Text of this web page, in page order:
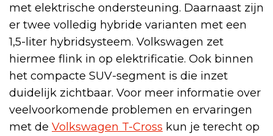
met elektrische ondersteuning. Daarnaast zijn
er twee volledig hybride varianten met een
1,5-liter hybridsysteem. Volkswagen zet
hiermee flink in op elektrificatie. Ook binnen
het compacte SUV-segment is die inzet
duidelijk zichtbaar. Voor meer informatie over
veelvoorkomende problemen en ervaringen
met de Volkswagen T-Cross kun je terecht op